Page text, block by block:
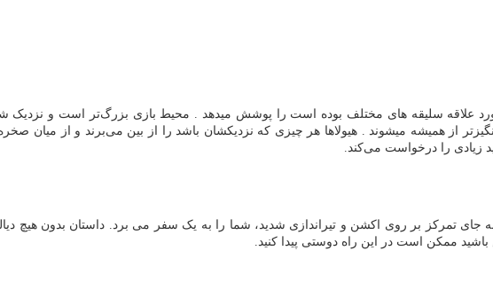
علاقه سلیقه های مختلف بوده است را پوشش میدهد . محیط بازی بزرگ‌تر است و نزدیک
از همیشه میشوند . هیولاها هر چیزی که نزدیکشان باشد را از بین می‌برند و از میان
زیادی را درخواست می‌کند.
جای تمرکز بر روی اکشن و تیراندازی شدید، شما را به یک سفر می برد. داستان بدون هیچ
ممکن است در این راه دوستی پیدا کنید.